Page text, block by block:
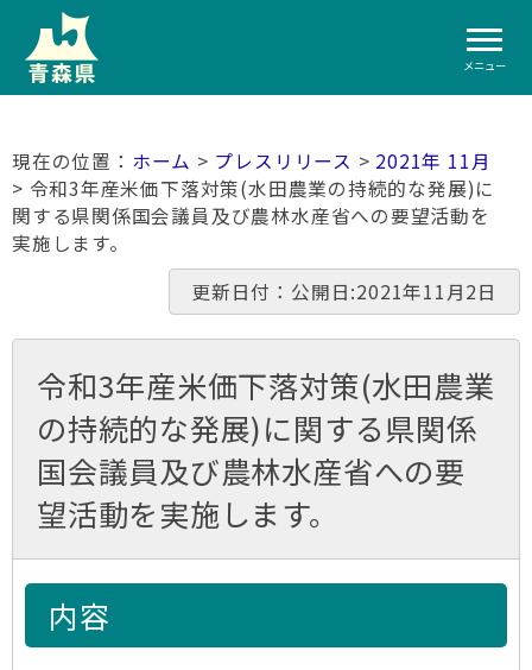
メニュー
ホーム > プレスリリース > 2021年 11月
> 令和3年産米価下落対策(水田農業の持続的な発展)に
関する県関係国会議員及び農林水産省への要望活動を
実施します。
更新日付：公開日:2021年11月2日
令和3年産米価下落対策(水田農業
の持続的な発展)に関する県関係
国会議員及び農林水産省への要
望活動を実施します。
内容